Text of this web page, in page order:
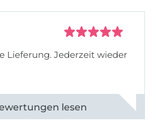
Lieferung. Jederzeit wieder
ansehen